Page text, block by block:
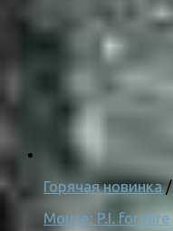
Горячая новинка/
Mouse: P.I. for Hire